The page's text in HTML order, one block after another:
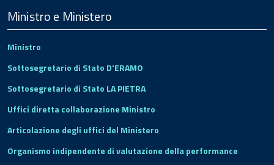
Footer
Ministro e Ministero
Ministro
Sottosegretario di Stato D'ERAMO
Sottosegretario di Stato LA PIETRA
Uffici diretta collaborazione Ministro
Articolazione degli uffici del Ministero
Organismo indipendente di valutazione della performance